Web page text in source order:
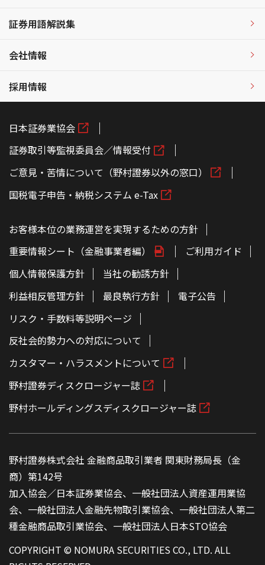
証券用語解説集
会社情報
採用情報
日本証券業協会
証券取引等監視委員会／情報受付
ご意見・苦情について（野村證券以外の窓口）
国税電子申告・納税システム e-Tax
お客様本位の業務運営を実現するための方針
重要情報シート（金融事業者編）
ご利用ガイド
個人情報保護方針
当社の勧誘方針
利益相反管理方針
最良執行方針
電子公告
リスク・手数料等説明ページ
反社会的勢力への対応について
カスタマー・ハラスメントについて
野村證券ディスクロージャー誌
野村ホールディングスディスクロージャー誌
野村證券株式会社 金融商品取引業者 関東財務局長（金
商）第142号
加入協会／日本証券業協会、一般社団法人資産運用業協
会、一般社団法人金融先物取引業協会、一般社団法人第二
種金融商品取引業協会、一般社団法人日本STO協会
COPYRIGHT © NOMURA SECURITIES CO., LTD. ALL